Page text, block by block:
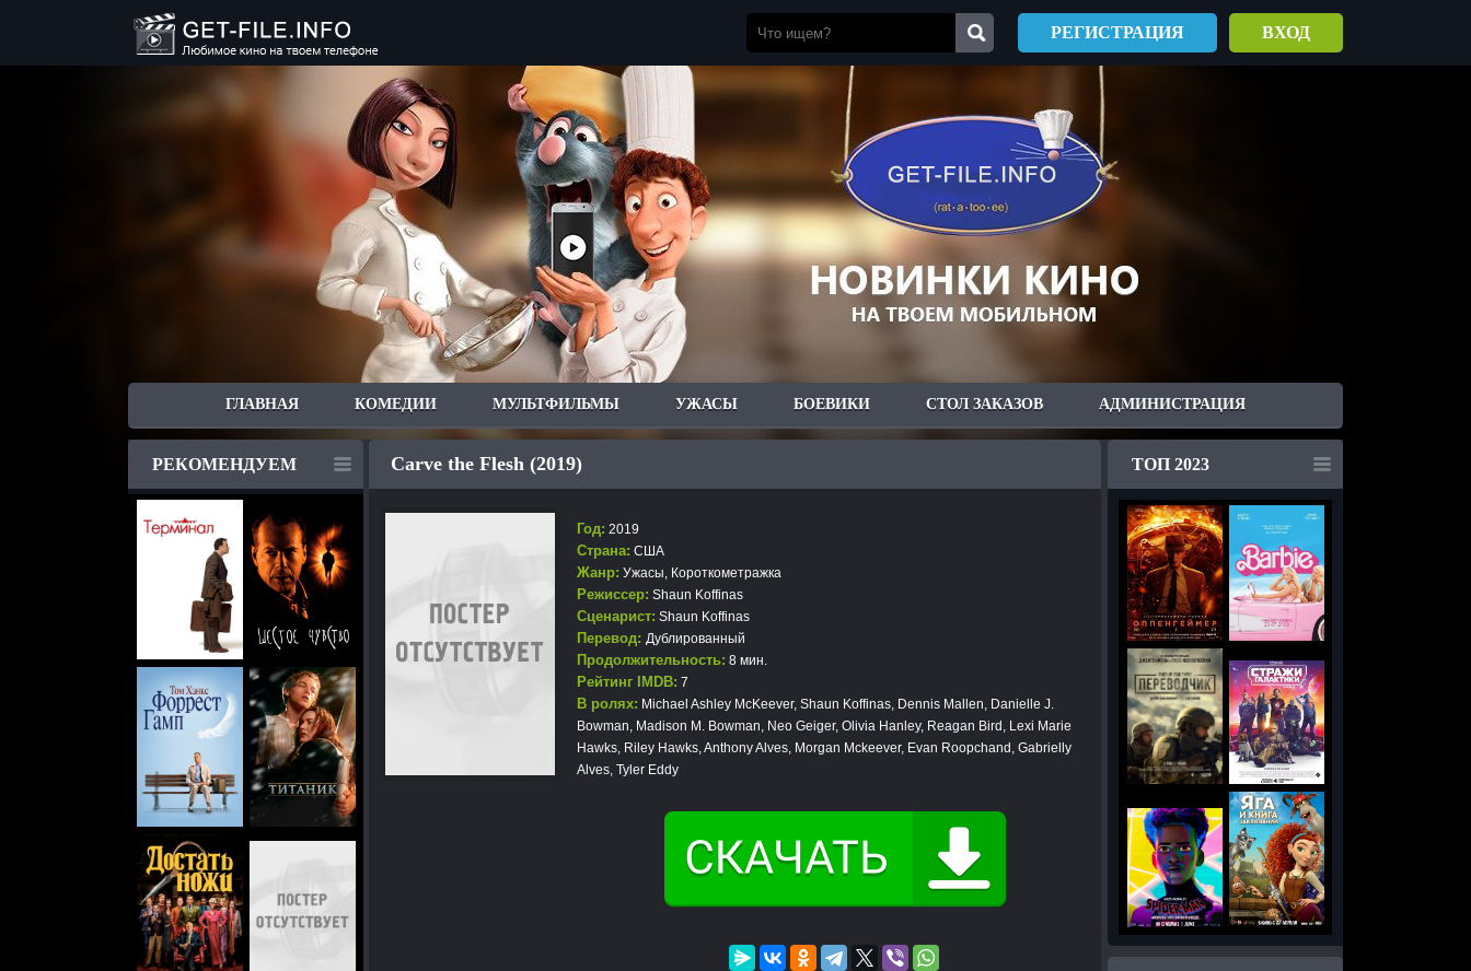
РЕГИСТРАЦИЯ ВХОД
ГЛАВНАЯ КОМЕДИИ МУЛЬТФИЛЬМЫ УЖАСЫ БОЕВИКИ СТОЛ ЗАКАЗОВ АДМИНИСТРАЦИЯ
РЕКОМЕНДУЕМ Carve the Flesh (2019)
Год: 2019
Страна: США
Жанр: Ужасы, Короткометражка
Режиссер: Shaun Koffinas
Сценарист: Shaun Koffinas
Перевод: Дублированный
Продолжительность: 8 мин.
Рейтинг IMDB: 7
В ролях: Michael Ashley McKeever, Shaun Koffinas, Dennis Mallen, Danielle J.
Bowman, Madison M. Bowman, Neo Geiger, Olivia Hanley, Reagan Bird, Lexi Marie
Hawks, Riley Hawks, Anthony Alves, Morgan Mckeever, Evan Roopchand, Gabrielly
Alves, Tyler Eddy
ТОП 2023